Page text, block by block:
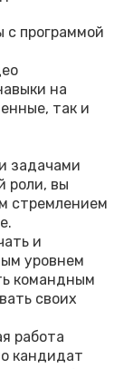
с программой
на
так и
задачами
роли, вы
стремлением
и
уровнем
командным
своих
работа
кандидат